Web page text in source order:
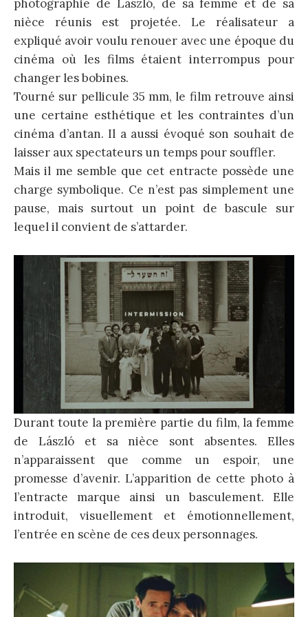
photographie de László, de sa femme et de sa
nièce réunis est projetée. Le réalisateur a
expliqué avoir voulu renouer avec une époque du
cinéma où les films étaient interrompus pour
changer les bobines.
Tourné sur pellicule 35 mm, le film retrouve ainsi
une certaine esthétique et les contraintes d’un
cinéma d’antan. Il a aussi évoqué son souhait de
laisser aux spectateurs un temps pour souffler.
Mais il me semble que cet entracte possède une
charge symbolique. Ce n’est pas simplement une
pause, mais surtout un point de bascule sur
lequel il convient de s’attarder.
Durant toute la première partie du film, la femme
de László et sa nièce sont absentes. Elles
n’apparaissent que comme un espoir, une
promesse d’avenir. L’apparition de cette photo à
l’entracte marque ainsi un basculement. Elle
introduit, visuellement et émotionnellement,
l’entrée en scène de ces deux personnages.